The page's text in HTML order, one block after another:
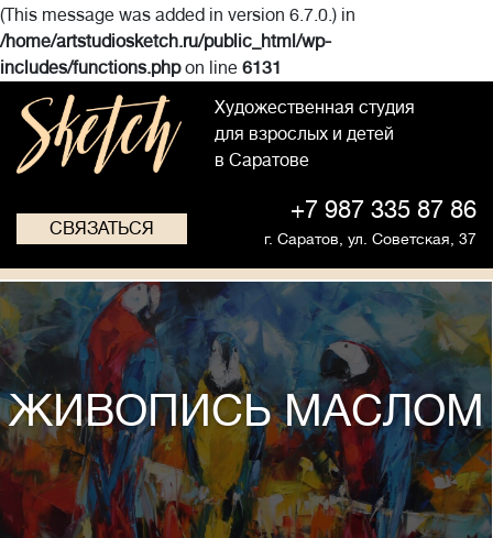
(This message was added in version 6.7.0.) in
/home/artstudiosketch.ru/public_html/wp-
includes/functions.phpon line 6131
Художественная студия
для взрослых и детей
в Саратове
СВЯЗАТЬСЯ
+7 987 335 87 86
г. Саратов, ул. Советская, 37
ЖИВОПИСЬ МАСЛОМ